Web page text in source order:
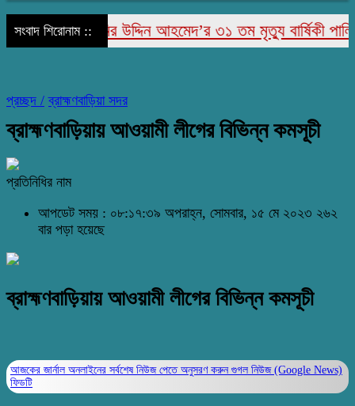
সংবাদ শিরোনাম ::
মরহুম জামির উদ্দিন আহমেদ’র ৩১ তম মৃত্যু বার্ষিকী পালিত
প্রচ্ছদ / ব্রাহ্মণবাড়িয়া সদর
ব্রাহ্মণবাড়িয়ায় আওয়ামী লীগের বিভিন্ন কমসূচী
প্রতিনিধির নাম
আপডেট সময় : ০৮:১৭:৩৯ অপরাহ্ন, সোমবার, ১৫ মে ২০২৩ ২৬২
বার পড়া হয়েছে
ব্রাহ্মণবাড়িয়ায় আওয়ামী লীগের বিভিন্ন কমসূচী
আজকের জার্নাল অনলাইনের সর্বশেষ নিউজ পেতে অনুসরণ করুন গুগল নিউজ (Google News)
ফিডটি